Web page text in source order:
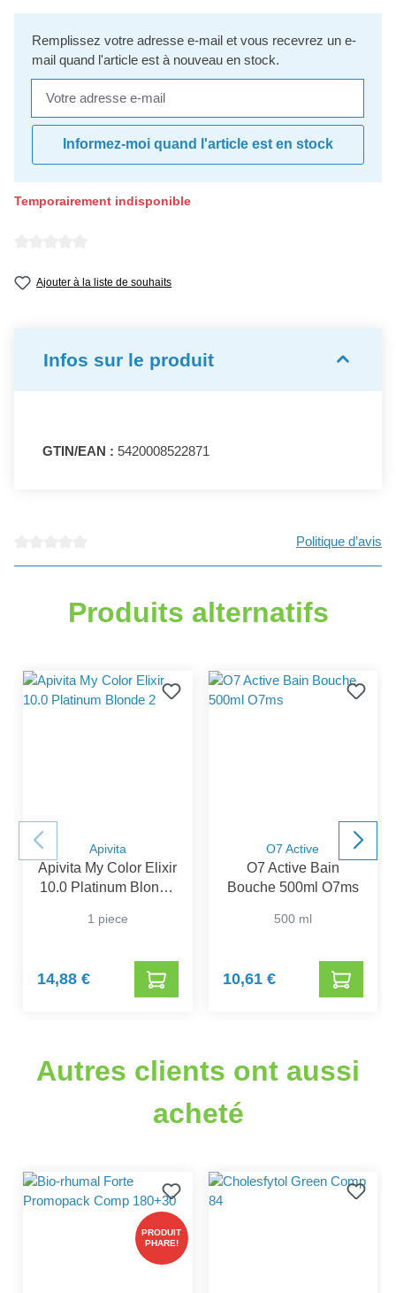
Remplissez votre adresse e-mail et vous recevrez un e-
mail quand l'article est à nouveau en stock.
Informez-moi quand l'article est en stock
Temporairement indisponible
Ajouter à la liste de souhaits
Infos sur le produit
GTIN/EAN : 5420008522871
Politique d’avis
Produits alternatifs
Apivita
Apivita My Color Elixir
10.0 Platinum Blonde
1 piece
14,88 €
O7 Active
O7 Active Bain
Bouche 500ml O7ms
500 ml
10,61 €
Autres clients ont aussi
acheté
PRODUIT
PHARE!